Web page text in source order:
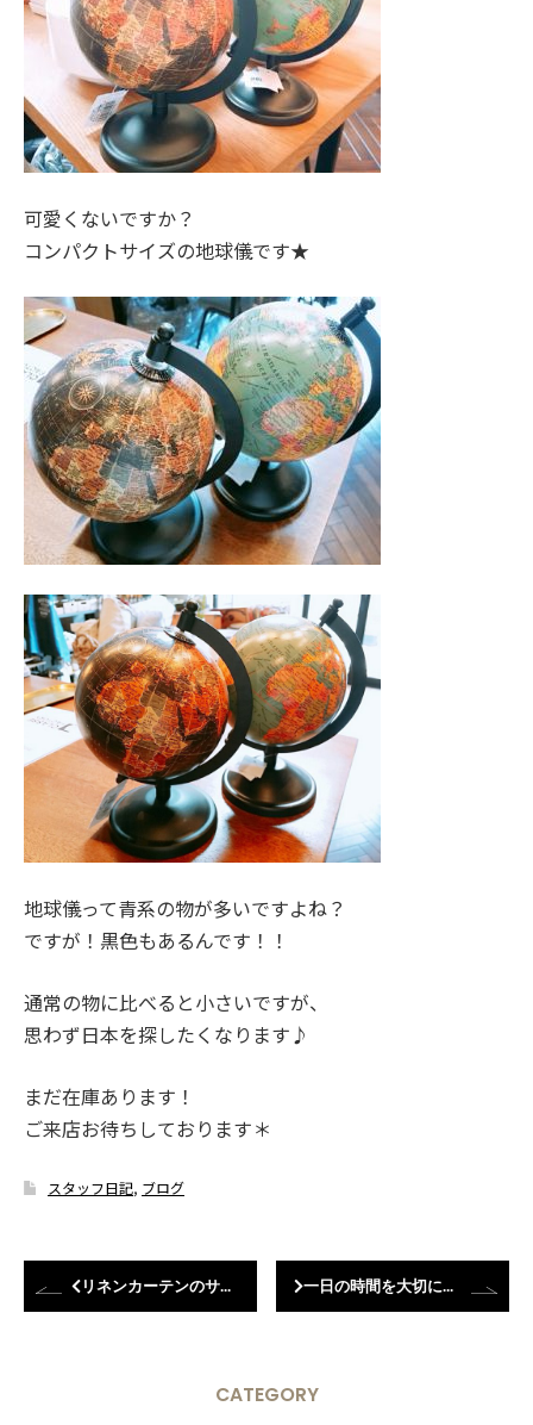
可愛くないですか？
コンパクトサイズの地球儀です★
地球儀って青系の物が多いですよね？
ですが！黒色もあるんです！！
通常の物に比べると小さいですが、
思わず日本を探したくなります♪
まだ在庫あります！
ご来店お待ちしております＊
スタッフ日記, ブログ
リネンカーテンのサンプル入荷しました 一日の時間を大切に過ごすために・・・
CATEGORY